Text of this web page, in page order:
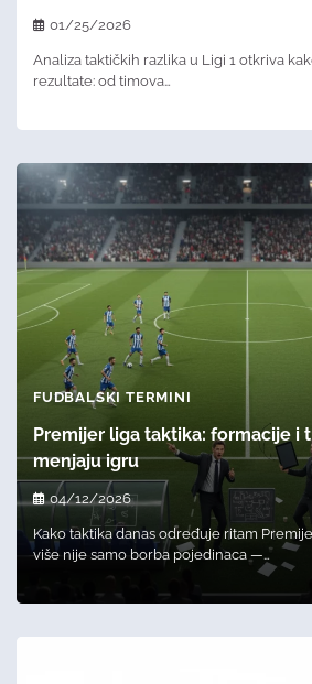
01/25/2026
Analiza taktičkih razlika u Ligi 1 otkriva
rezultate: od timova…
FUDBALSKI TERMINI
Premijer liga taktika: formacije i
menjaju igru
04/12/2026
Kako taktika danas određuje ritam
više nije samo borba pojedinaca —…